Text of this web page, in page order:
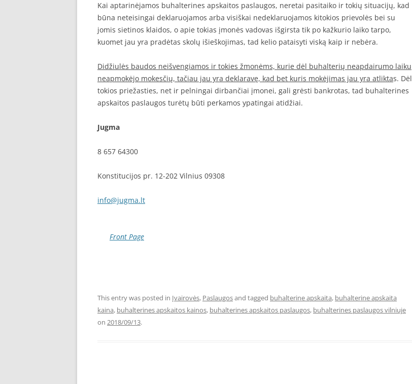
Kai aptarinėjamos buhalterines apskaitos paslaugos, neretai pasitaiko ir tokių situacijų, kad
būna neteisingai deklaruojamos arba visiškai nedeklaruojamos kitokios prievolės bei su
jomis sietinos klaidos, o apie tokias įmonės vadovas išgirsta tik po kažkurio laiko tarpo,
kuomet jau yra pradėtas skolų išieškojimas, tad kelio pataisyti viską kaip ir nebėra.
Didžiulės baudos neišvengiamos ir tokies žmonėms, kurie dėl buhalterių neapdairumo laiku
neapmokėjo mokesčių, tačiau jau yra deklaravę, kad bet kuris mokėjimas jau yra atliktas. Dėl
tokios priežasties, net ir pelningai dirbančiai įmonei, gali grėsti bankrotas, tad buhalterines
apskaitos paslaugos turėtų būti perkamos ypatingai atidžiai.
Jugma
8 657 64300
Konstitucijos pr. 12-202 Vilnius 09308
info@jugma.lt
Front Page
This entry was posted in Įvairovės, Paslaugosand tagged buhalterine apskaita, buhalterine apskaita
kaina, buhalterines apskaitos kainos, buhalterines apskaitos paslaugos, buhalterines paslaugos vilniuje
on 2018/09/13.